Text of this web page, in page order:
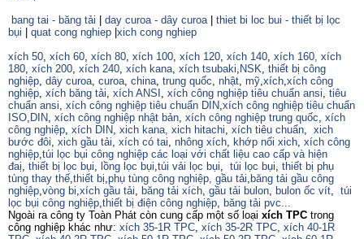
bang tai - băng tải
day curoa - dây curoa| thiet bi loc bui - thiết bị lọc
bụi
quat cong nghiep xich cong nghiep
xích 50, xích 60, xích 80, xích 100, xích 120, xích 140, xích 160, xích
180, xích 200, xích 240, xích kana, xích tsubaki, NSK, thiết bị công
nghiệp, dây curoa, curoa, china, trung quốc, nhật, mỹ,xích,xích công
nghiệp, xích băng tải, xích ANSI , xích công nghiệp tiêu chuẩn ansi, tiêu
chuẩn ansi, xích công nghiệp tiêu chuẩn DIN,xích công nghiệp tiêu chuẩn
ISO, DIN, xích công nghiệp nhật bản, xích công nghiệp trung quốc, xích
công nghiệp, xích DIN, xich kana, xich hitachi, xích tiêu chuẩn, xich
bước đôi, xich gầu tải, xích có tai, nhông xích, khớp nối xich, xích công
nghiệp,túi lọc bụi công nghiệp các loại với chất liệu cao cấp và hiện
đaị, thiết bị lọc bụi, lồng lọc bụi,túi vải lọc bụi, túi lọc bụi, thiết bị phụ
tùng thay thế,thiết bị,phụ tùng công nghiệp, gầu tải, băng tải gầu công
nghiệp,vòng bi,xích gầu tải, băng tải xích, gầu tải bulon, bulon ốc vít, túi
lọc bụi công nghiệp,thiết bị điện công nghiệp, băng tải pvc...
Ngoài ra công ty Toàn Phát còn cung cấp một số loại xích TPC trong
công nghiệp khác như: xích 35-1R TPC, xích 35-2R TPC, xích 40-1R